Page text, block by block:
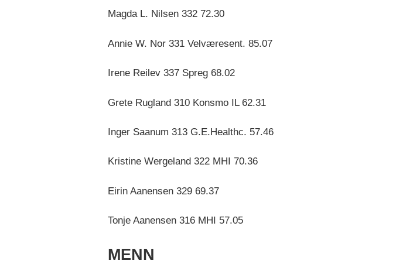
Magda L. Nilsen 332 72.30
Annie W. Nor 331 Velværesent. 85.07
Irene Reilev 337 Spreg 68.02
Grete Rugland 310 Konsmo IL 62.31
Inger Saanum 313 G.E.Healthc. 57.46
Kristine Wergeland 322 MHI 70.36
Eirin Aanensen 329 69.37
Tonje Aanensen 316 MHI 57.05
MENN